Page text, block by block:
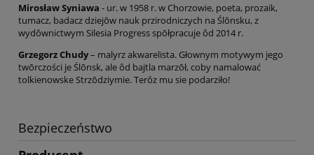
Mirosław Syniawa - ur. w 1958 r. w Chorzowie, poeta, prozaik,
tumacz, badacz dziejōw nauk przirodniczych na Ślōnsku, z
wydŏwnictwym Silesia Progress spōłpracuje ôd 2014 r.
Grzegorz Chudy– malyrz akwarelista. Głownym motywym jego
twōrczości je Ślōnsk, ale ôd bajtla marzōł, coby namalować
tolkienowske Strzōdziymie. Terŏz mu sie podarziło!
Bezpieczeństwo